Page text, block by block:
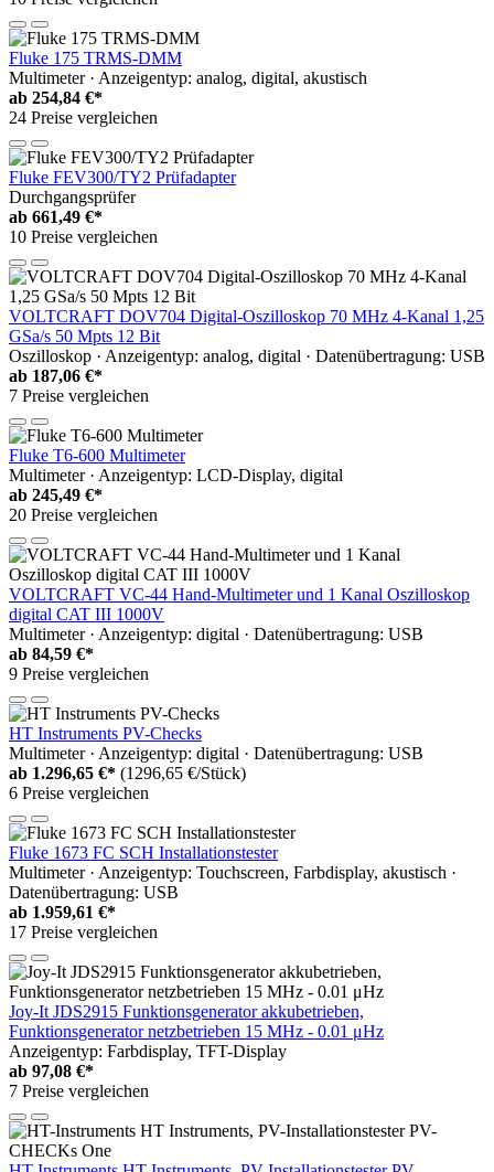
Fluke 175 TRMS-DMM
Multimeter · Anzeigentyp: analog, digital, akustisch
ab 254,84 €*
24 Preise vergleichen
Fluke FEV300/TY2 Prüfadapter
Durchgangsprüfer
ab 661,49 €*
10 Preise vergleichen
VOLTCRAFT DOV704 Digital-Oszilloskop 70 MHz 4-Kanal 1,25
GSa/s 50 Mpts 12 Bit
Oszilloskop · Anzeigentyp: analog, digital · Datenübertragung: USB
ab 187,06 €*
7 Preise vergleichen
Fluke T6-600 Multimeter
Multimeter · Anzeigentyp: LCD-Display, digital
ab 245,49 €*
20 Preise vergleichen
VOLTCRAFT VC-44 Hand-Multimeter und 1 Kanal Oszilloskop
digital CAT III 1000V
Multimeter · Anzeigentyp: digital · Datenübertragung: USB
ab 84,59 €*
9 Preise vergleichen
HT Instruments PV-Checks
Multimeter · Anzeigentyp: digital · Datenübertragung: USB
ab 1.296,65 €* (1296,65 €/Stück)
6 Preise vergleichen
Fluke 1673 FC SCH Installationstester
Multimeter · Anzeigentyp: Touchscreen, Farbdisplay, akustisch ·
Datenübertragung: USB
ab 1.959,61 €*
17 Preise vergleichen
Joy-It JDS2915 Funktionsgenerator akkubetrieben,
Funktionsgenerator netzbetrieben 15 MHz - 0.01 μHz
Anzeigentyp: Farbdisplay, TFT-Display
ab 97,08 €*
7 Preise vergleichen